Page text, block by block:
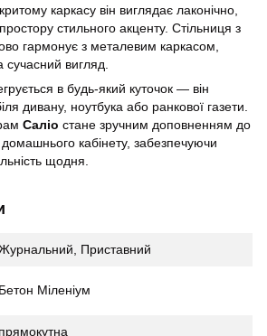
каркасу він виглядає лаконічно,
стильного акценту. Стільниця з
гармонує з металевим каркасом,
вигляд.
в будь-який куточок — він
дивану, ноутбука або ранкової газети.
Саліо стане зручним доповненням до
домашнього кабінету, забезпечуючи
щодня.
Приставний
Бетон Міленіум
прямокутна